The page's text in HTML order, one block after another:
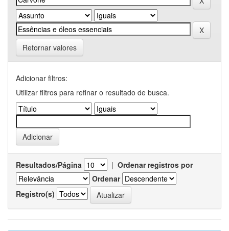
Retornar valores
Adicionar filtros:
Utilizar filtros para refinar o resultado de busca.
Resultados/Página | Ordenar registros por
Ordenar
Registro(s)